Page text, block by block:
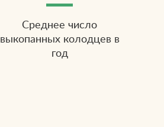
Среднее число
выкопанных колодцев в
год